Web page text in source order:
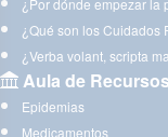
¿Por dónde empezar la
¿Qué son los Cuidados
¿Verba volant, scripta
Aula de
Epidemias
Medicamentos